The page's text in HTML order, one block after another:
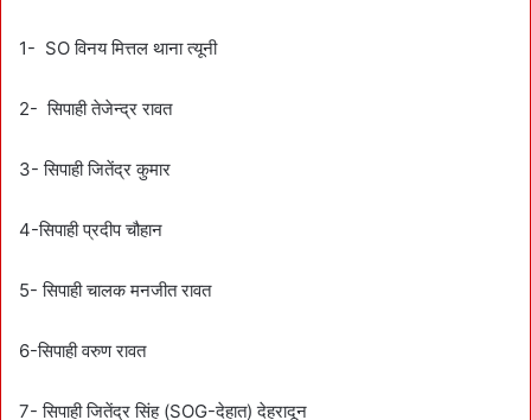
1- SO विनय मित्तल थाना त्यूनी
2- सिपाही तेजेन्द्र रावत
3- सिपाही जितेंद्र कुमार
4-सिपाही प्रदीप चौहान
5- सिपाही चालक मनजीत रावत
6-सिपाही वरुण रावत
7- सिपाही जितेंद्र सिंह (SOG-देहात) देहरादून